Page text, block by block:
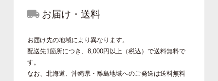
お届け・送料
お届け先の地域により異なります。
配送先1箇所につき、8,000円以上（税込）で送料無料で
す。
なお、北海道、沖縄県・離島地域へのご発送は送料無料